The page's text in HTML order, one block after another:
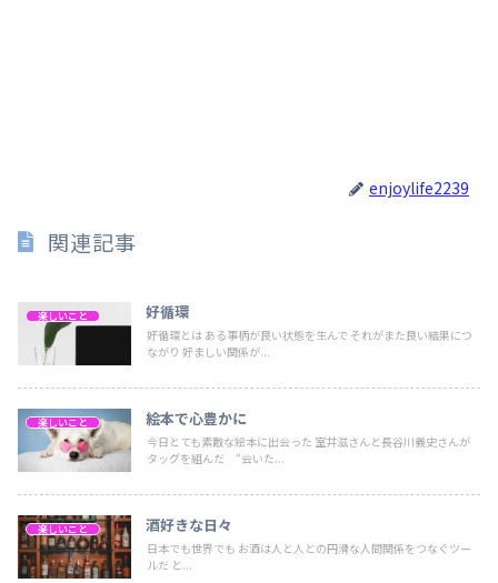
enjoylife2239
関連記事
楽しいこと 好循環
好循環とは ある事柄が良い状態を生んで それがまた良い結果につ
ながり 好ましい関係が...
楽しいこと 絵本で心豊かに
今日とても素敵な絵本に出会った 室井滋さんと長谷川義史さんが
タッグを組んだ “会いた...
楽しいこと 酒好きな日々
日本でも世界でも お酒は人と人との円滑な人間関係をつなぐツー
ルだ と...